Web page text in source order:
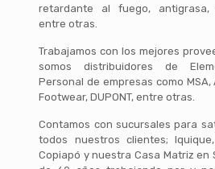
retardante al fuego, antigrasa,
entre otras.
Trabajamos con los mejores
somos distribuidores de
Personal de empresas como MSA,
Footwear, DUPONT, entre otras.
Contamos con sucursales para
todos nuestros clientes;
Copiapó y nuestra Casa Matriz en